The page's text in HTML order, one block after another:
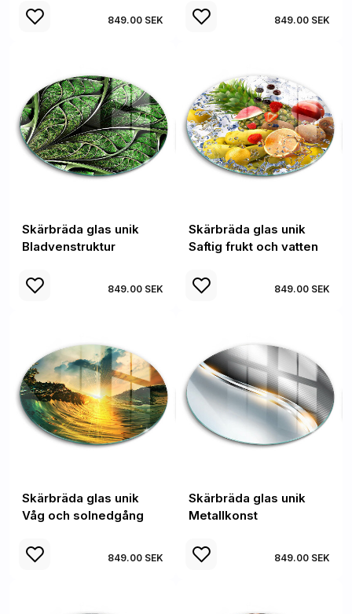
849.00 SEK 849.00 SEK
Skärbräda glas unik
Bladvenstruktur
849.00 SEK
Skärbräda glas unik
Saftig frukt och vatten
849.00 SEK
Skärbräda glas unik
Våg och solnedgång
849.00 SEK
Skärbräda glas unik
Metallkonst
849.00 SEK